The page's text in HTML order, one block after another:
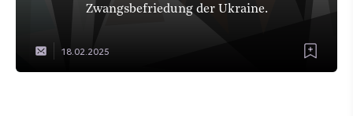
Zwangsbefriedung der Ukraine.
18.02.2025